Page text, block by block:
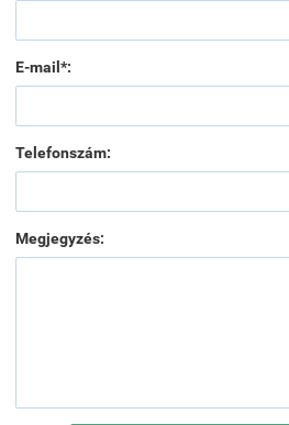
E-mail*:
Telefonszám:
Megjegyzés: